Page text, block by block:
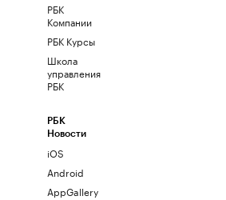
РБК
Компании
РБК Курсы
Школа
управления
РБК
РБК
Новости
iOS
Android
AppGallery